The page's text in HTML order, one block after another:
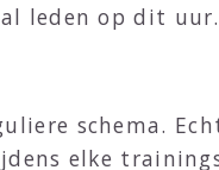
leden op dit uur.
schema.
elke